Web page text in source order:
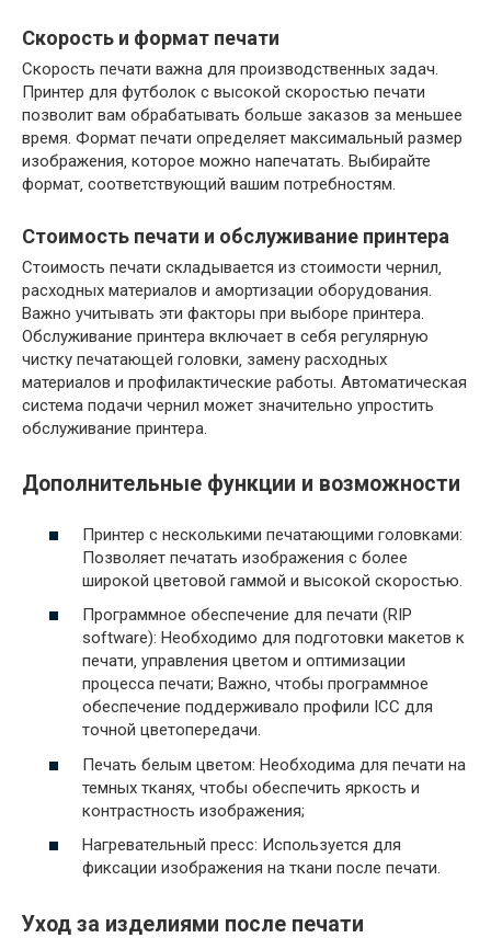
Скорость и формат печати
Скорость печати важна для производственных задач.
Принтер для футболок с высокой скоростью печати
позволит вам обрабатывать больше заказов за меньшее
время. Формат печати определяет максимальный размер
изображения‚ которое можно напечатать. Выбирайте
формат‚ соответствующий вашим потребностям.
Стоимость печати и обслуживание принтера
Стоимость печати складывается из стоимости чернил‚
расходных материалов и амортизации оборудования.
Важно учитывать эти факторы при выборе принтера.
Обслуживание принтера включает в себя регулярную
чистку печатающей головки‚ замену расходных
материалов и профилактические работы. Автоматическая
система подачи чернил может значительно упростить
обслуживание принтера.
Дополнительные функции и возможности
Принтер с несколькими печатающими головками:
Позволяет печатать изображения с более
широкой цветовой гаммой и высокой скоростью.
Программное обеспечение для печати (RIP
software): Необходимо для подготовки макетов к
печати‚ управления цветом и оптимизации
процесса печати; Важно‚ чтобы программное
обеспечение поддерживало профили ICC для
точной цветопередачи.
Печать белым цветом: Необходима для печати на
темных тканях‚ чтобы обеспечить яркость и
контрастность изображения;
Нагревательный пресс: Используется для
фиксации изображения на ткани после печати.
Уход за изделиями после печати